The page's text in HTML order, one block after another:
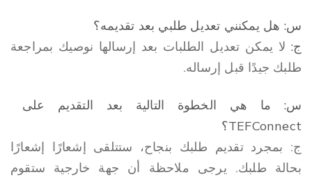
س: هل يمكنني تعديل طلبي بعد تقديمه؟
ج: لا يمكن تعديل الطلبات بعد إرسالها نوصيك بمراجعة
طلبك جيدًا قبل إرساله.
س: ما هي الخطوة التالية بعد التقديم على
TEFConnect؟
ج: بمجرد تقديم طلبك بنجاح، ستتلقى إشعارًا إشعارًا
بحالة طلبك. يرجى ملاحظة أن جهة خارجية ستقوم